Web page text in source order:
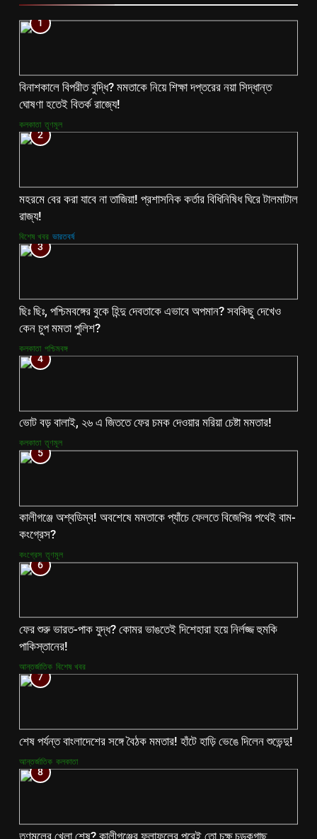
1
বিনাশকালে বিপরীত বুদ্ধি? মমতাকে নিয়ে শিক্ষা দপ্তরের নয়া সিদ্ধান্ত
ঘোষণা হতেই বিতর্ক রাজ্যে!
কলকাতা তৃণমূল
2
মহরমে বের করা যাবে না তাজিয়া! প্রশাসনিক কর্তার বিধিনিষিধ ঘিরে টালমাটাল
রাজ্য!
বিশেষ খবর ভারতবর্ষ
3
ছিঃ ছিঃ, পশ্চিমবঙ্গের বুকে হিন্দু দেবতাকে এভাবে অপমান? সবকিছু দেখেও
কেন চুপ মমতা পুলিশ?
কলকাতা পশ্চিমবঙ্গ
4
ভোট বড় বালাই, ২৬ এ জিততে ফের চমক দেওয়ার মরিয়া চেষ্টা মমতার!
কলকাতা তৃণমূল
5
কালীগঞ্জে অশ্বডিম্ব! অবশেষে মমতাকে প্যাঁচে ফেলতে বিজেপির পথেই বাম-
কংগ্রেস?
কংগ্রেস তৃণমূল
6
ফের শুরু ভারত-পাক যুদ্ধ? কোমর ভাঙতেই দিশেহারা হয়ে নির্লজ্জ হুমকি
পাকিস্তানের!
আন্তর্জাতিক বিশেষ খবর
7
শেষ পর্যন্ত বাংলাদেশের সঙ্গে বৈঠক মমতার! হাঁটে হাড়ি ভেঙে দিলেন শুভেন্দু!
আন্তর্জাতিক কলকাতা
8
তৃণমূলের খেলা শেষ? কালীগঞ্জের ফলাফলের পরেই তো চক্ষু চড়কগাছ